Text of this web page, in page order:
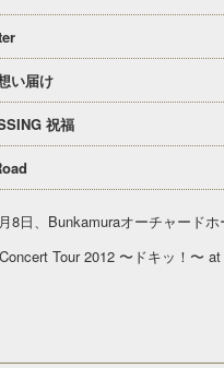
い届け
祝福
8日、Bunkamuraオーチャード
Tour 2012 〜ドキッ！〜